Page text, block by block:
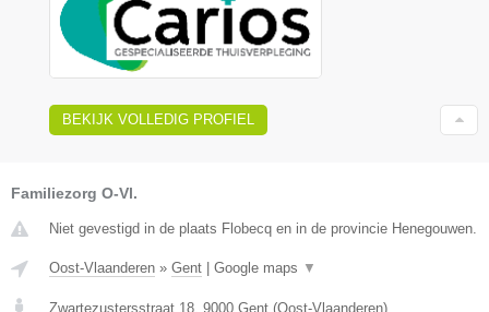
BEKIJK VOLLEDIG PROFIEL
Familiezorg O-Vl.
Niet gevestigd in de plaats Flobecq en in de provincie Henegouwen.
Oost-Vlaanderen » Gent Google maps ▼
Zwartezustersstraat 18 9000 Gent (Oost-Vlaanderen)